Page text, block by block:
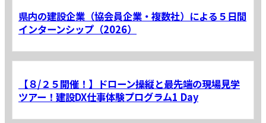
県内の建設企業（協会員企業・複数社）による５日間
インターンシップ（2026）
【８/２５開催！】ドローン操縦と最先端の現場見学
ツアー！建設DX仕事体験プログラム1 Day